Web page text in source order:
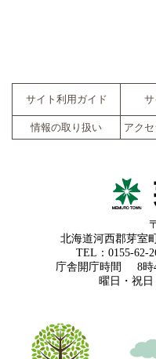
サイト利用ガイド
情報の取り扱い
アク
北海道河西郡芽室
TEL：0155-62-
庁舎開庁時間
8時
曜日・祝日